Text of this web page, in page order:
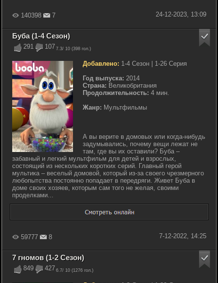
140398 7 24-12-2023, 13:09
291 107 7.3/ 10 (398 гол.)
Буба (1-4 Сезон)
Добавлено: 1-4 Сезон | 1-26 Серия
Год выпуска: 2014
Страна: Великобритания
Продолжительность: 4 мин.
Жанр: Мультфильмы
А вы верите в домовых или когда-нибудь
задумывались, почему вещи лежат не
там, где вы их оставили? Буба –
забавный и легкий мультфильм для детей и взрослых,
состоящий из нескольких коротких серий. Главный герой
мультика – веселый домовой, который из-за своего чрезмерного
любопытства постоянно попадает в передряги. Живет Буба в
доме своих хозяев, которым сам того не желая, своими
проделками...
59777 8 7-12-2022, 14:25
849 427 6.7/ 10 (1276 гол.)
7 гномов (1-2 Сезон)